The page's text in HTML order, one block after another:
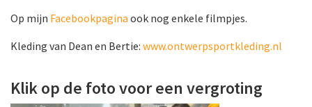
Op mijn Facebookpagina ook nog enkele filmpjes.
Kleding van Dean en Bertie: www.ontwerpsportkleding.nl
Klik op de foto voor een vergroting